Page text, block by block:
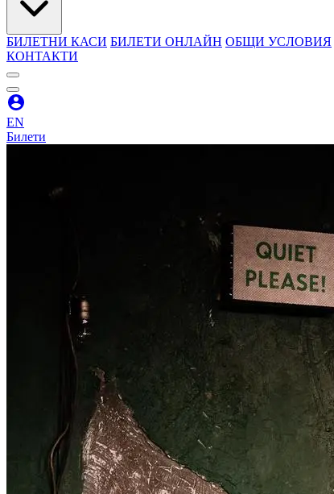
БИЛЕТНИ КАСИ БИЛЕТИ ОНЛАЙН ОБЩИ УСЛОВИЯ
КОНТАКТИ
EN
Билети